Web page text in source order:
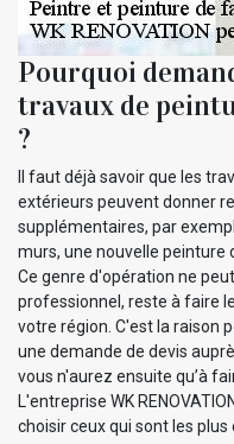
Pourquoi
travaux de
?
Il faut déjà savoir que les
extérieurs peuvent donner
supplémentaires, par
murs, une nouvelle peinture
Ce genre d'opération ne
professionnel, reste à faire
votre région. C'est la raison
une demande de devis
vous n'aurez ensuite qu’à
L'entreprise WK
choisir ceux qui sont les